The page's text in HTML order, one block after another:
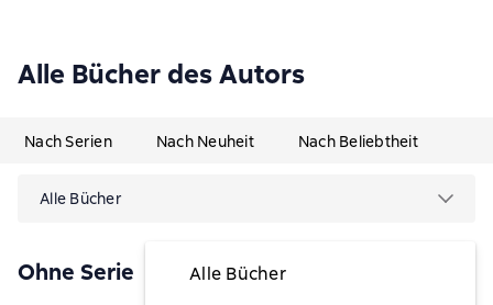
Alle Bücher des Autors
Nach Serien Nach Neuheit Nach Beliebtheit
Alle Bücher
Alle Bücher
Ohne Serie